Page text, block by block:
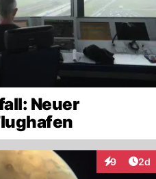
Neuer
9 2d